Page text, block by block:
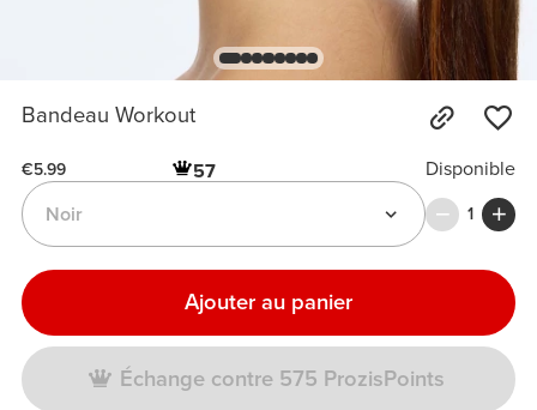
Bandeau Workout
€5.99 57
Disponible
Noir
1
Ajouter au panier
Échange contre 575 ProzisPoints